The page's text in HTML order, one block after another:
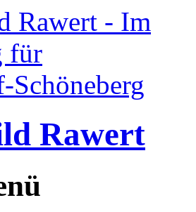
Rawert